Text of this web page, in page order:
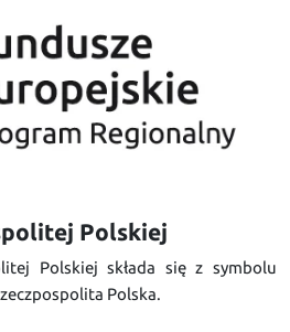
Polskiej
Polskiej składa się z symbolu
Polska.